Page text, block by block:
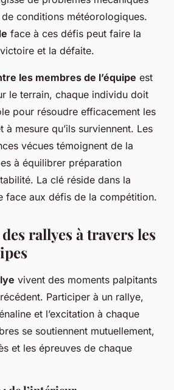
conditions météorologiques.
face à ces défis peut faire la
et la défaite.
les membres de l’équipe est
le terrain, chaque individu doit
pour résoudre efficacement les
à mesure qu’ils surviennent. Les
vécues témoignent de la
à équilibrer préparation
La clé réside dans la
face aux défis de la compétition.
rallyes à travers les
vivent des moments palpitants
Participer à un rallye,
et l’excitation à chaque
se soutiennent mutuellement,
et les épreuves de chaque